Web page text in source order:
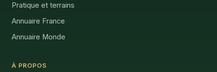
Pratique et terrains
Annuaire France
Annuaire Monde
À PROPOS